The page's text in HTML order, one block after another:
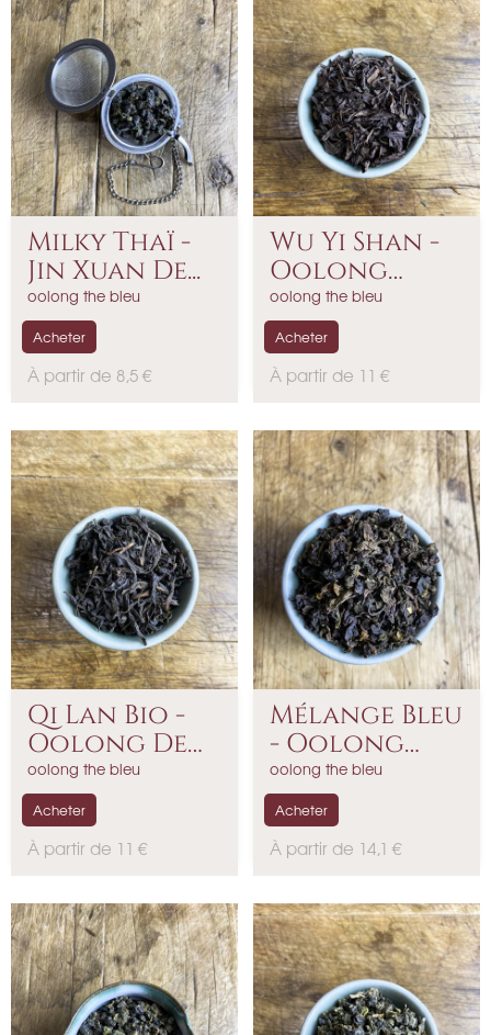
Milky Thaï -
Jin Xuan De...
oolong the bleu
P
x
À partir de 8,5 €
Acheter
Wu Yi Shan -
Oolong
Chinois
oolong the bleu
P
x
À partir de 11 €
Acheter
Qi Lan Bio -
Oolong De
Chine
oolong the bleu
P
x
À partir de 11 €
Acheter
Mélange Bleu
- Oolong
Parfumé
oolong the bleu
P
x
À partir de 14,1 €
Acheter